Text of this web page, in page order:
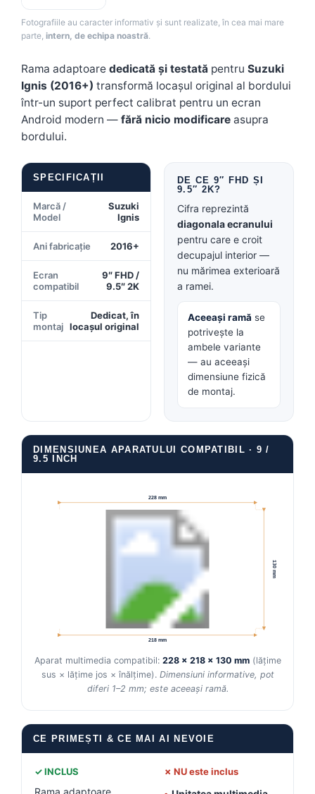
Camere înregistrare trafic
Accesorii multimedia
Conectică Auto
Conectică Auto
Conectică BMW
Conectică Volkswagen
Conectică Mercedes Benz
Conectică Ford
Conectică Opel
Conectică Skoda
Conectică Suzuki
Conectică Renault
Conectică Kia
Fotografiile au caracter informativ și sunt realizate, în cea mai mare
parte, intern, de echipa noastră.
Rama adaptoare dedicată și testată pentru Suzuki
Ignis (2016+) transformă locașul original al bordului
într-un suport perfect calibrat pentru un ecran
Android modern — fără nicio modificare asupra
bordului.
SPECIFICAȚII
Marcă /
Model
Suzuki
Ignis
Ani fabricație 2016+
Ecran
compatibil
9″ FHD /
9.5″ 2K
Tip
montaj
Dedicat, în
locașul original
DE CE 9″ FHD ȘI
9.5″ 2K?
Cifra reprezintă
diagonala ecranului
pentru care e croit
decupajul interior —
nu mărimea exterioară
a ramei.
Aceeași ramă se
potrivește la
ambele variante
— au aceeași
dimensiune fizică
de montaj.
DIMENSIUNEA APARATULUI COMPATIBIL · 9 /
9.5 INCH
228 mm
218 mm
130 mm
Aparat multimedia compatibil: 228 × 218 × 130 mm(lățime
sus × lățime jos × înălțime). Dimensiuni informative, pot
diferi 1–2 mm; este aceeași ramă.
CE PRIMEȘTI & CE MAI AI NEVOIE
✓ INCLUS
Rama adaptoare
✗ NU este inclus